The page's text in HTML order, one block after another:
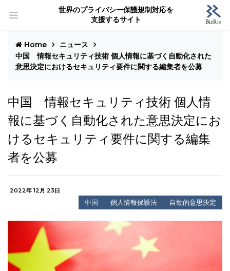
世界のプライバシー保護規制対応を
支援するサイト
Home
ニュース
中国 情報セキュリティ技術 個人情報に基づく自動化された
意思決定におけるセキュリティ要件に関する編集者を公募
中国 情報セキュリティ技術 個人情
報に基づく自動化された意思決定にお
けるセキュリティ要件に関する編集
者を公募
2022年 12月 23日
中国 個人情報保護法 自動的意思決定